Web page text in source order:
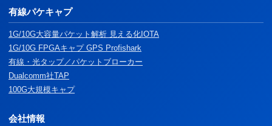
有線パケキャプ
1G/10G大容量パケット解析 見える化IOTA
1G/10G FPGAキャプ GPS Profishark
有線・光タップ／パケットブローカー
Dualcomm社TAP
100G大規模キャプ
会社情報